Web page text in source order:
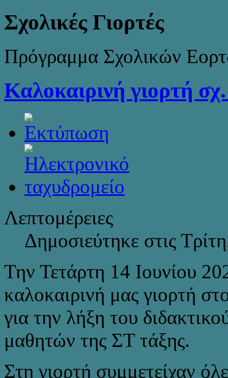
Σχολικές Γιορτές
Πρόγραμμα Σχολικών
Καλοκαιρινή γιορτή
Λεπτομέρειες
Δημοσιεύτηκε στις
Την Τετάρτη 14 Ιουνίου
καλοκαιρινή μας γιορτή
για την λήξη του
μαθητών της ΣΤ τάξης.
Στη γιορτή συμμετείχαν